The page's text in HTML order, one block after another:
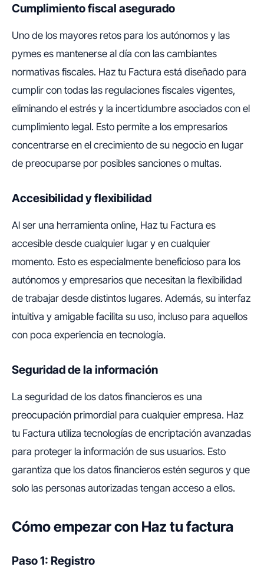
Cumplimiento fiscal asegurado
Uno de los mayores retos para los autónomos y las
pymes es mantenerse al día con las cambiantes
normativas fiscales. Haz tu Factura está diseñado para
cumplir con todas las regulaciones fiscales vigentes,
eliminando el estrés y la incertidumbre asociados con el
cumplimiento legal. Esto permite a los empresarios
concentrarse en el crecimiento de su negocio en lugar
de preocuparse por posibles sanciones o multas.
Accesibilidad y flexibilidad
Al ser una herramienta online, Haz tu Factura es
accesible desde cualquier lugar y en cualquier
momento. Esto es especialmente beneficioso para los
autónomos y empresarios que necesitan la flexibilidad
de trabajar desde distintos lugares. Además, su interfaz
intuitiva y amigable facilita su uso, incluso para aquellos
con poca experiencia en tecnología.
Seguridad de la información
La seguridad de los datos financieros es una
preocupación primordial para cualquier empresa. Haz
tu Factura utiliza tecnologías de encriptación avanzadas
para proteger la información de sus usuarios. Esto
garantiza que los datos financieros estén seguros y que
solo las personas autorizadas tengan acceso a ellos.
Cómo empezar con Haz tu factura
Paso 1: Registro